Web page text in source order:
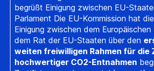
begrüßt Einigung zwischen EU-
Parlament Die EU-Kommission hat
Einigung zwischen dem Europäischen
dem Rat der EU-Staaten über den
weiten freiwilligen Rahmen für die
hochwertiger CO2-Entnahmen